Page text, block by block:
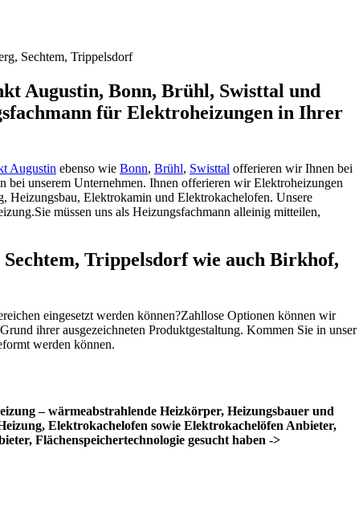
Sechtem, Trippelsdorf
Augustin, Bonn, Brühl, Swisttal und
für Elektroheizungen in Ihrer
Augustin ebenso wie Bonn, Brühl, Swisttal offerieren wir Ihnen bei
bei unserem Unternehmen. Ihnen offerieren wir Elektroheizungen
Heizungsbau, Elektrokamin und Elektrokachelofen. Unsere
müssen uns als Heizungsfachmann alleinig mitteilen,
Trippelsdorf wie auch Birkhof,
eingesetzt werden können?Zahllose Optionen können wir
ihrer ausgezeichneten Produktgestaltung. Kommen Sie in unser
werden können.
– wärmeabstrahlende Heizkörper, Heizungsbauer und
Elektrokachelofen sowie Elektrokachelöfen Anbieter,
Flächenspeichertechnologie gesucht haben ->